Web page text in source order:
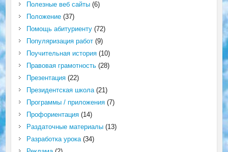
Полезные веб сайты(6)
Положение(37)
Помощь абитуриенту(72)
Популяризация работ(9)
Поучительная история(10)
Правовая грамотность(28)
Презентация(22)
Президентская школа(21)
Программы / приложения(7)
Профориентация(14)
Раздаточные материалы(13)
Разработка урока(34)